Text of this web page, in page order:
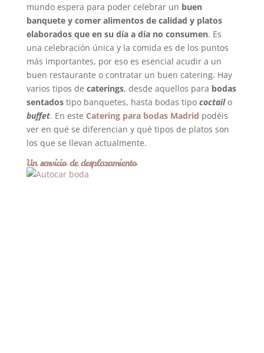
mundo espera para poder celebrar un buen
banquete y comer alimentos de calidad y platos
elaborados que en su día a día no consumen. Es
una celebración única y la comida es de los puntos
más importantes, por eso es esencial acudir a un
buen restaurante o contratar un buen catering. Hay
varios tipos de caterings, desde aquellos para bodas
sentadostipo banquetes, hasta bodas tipo coctail o
buffet. En este Catering para bodas Madrid podéis
ver en qué se diferencian y qué tipos de platos son
los que se llevan actualmente.
Un servicio de desplazamiento